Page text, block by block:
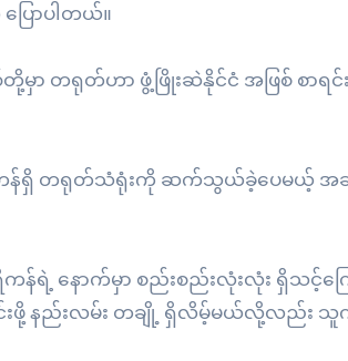
ြောပါတယ်။
ာ တရုတ်ဟာ ဖွံ့ဖြိုးဆဲနိုင်ငံ အဖြစ် စာရင်း
ရှင်တန်ရှိ တရုတ်သံရုံးကို ဆက်သွယ်ခဲ့ပေမ
ကန်ရဲ့ နောက်မှာ စည်းစည်းလုံးလုံး ရှိသင့်က
နည်းလမ်း တချို့ ရှိလိမ့်မယ်လို့လည်း သူက